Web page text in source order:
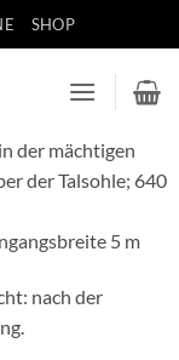
SHOP
der mächtigen
der Talsohle; 640
5 m
nach der